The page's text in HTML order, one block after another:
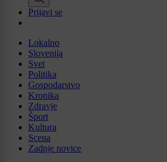
Prijavi se
Lokalno
Slovenija
Svet
Politika
Gospodarstvo
Kronika
Zdravje
Šport
Kultura
Scena
Zadnje novice